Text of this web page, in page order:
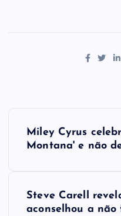
Miley Cyrus
Montana​' e não
Steve Carell
aconselhou a